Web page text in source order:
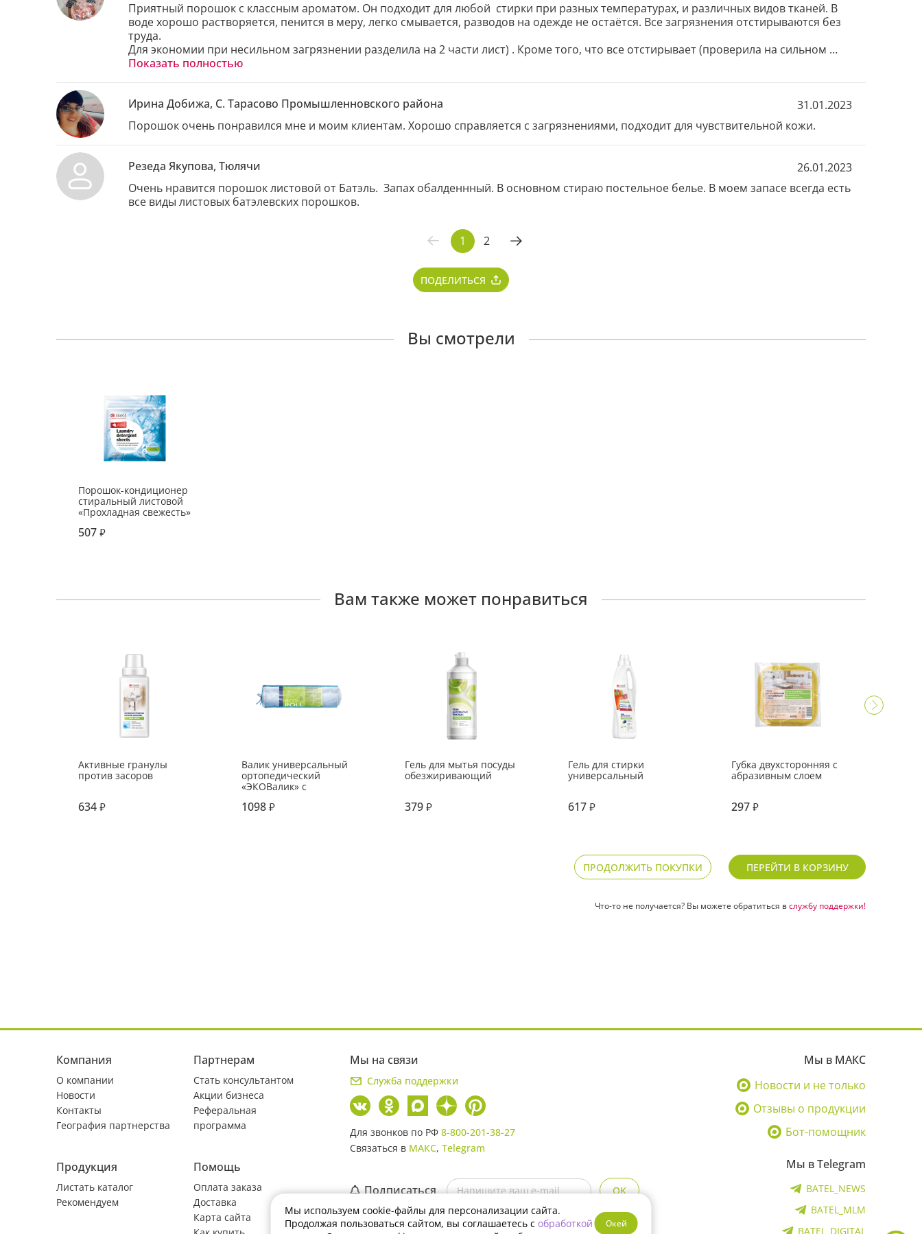
Приятный порошок с классным ароматом. Он подходит для любой  стирки при разных температурах, и различных видов тканей. В
воде хорошо растворяется, пенится в меру, легко смывается, разводов на одежде не остаётся. Все загрязнения отстирываются без
труда.
Для экономии при несильном загрязнении разделила на 2 части лист) . Кроме того, что все отстирывает (проверила на сильном
загрязнении), так ещё и с собой удобно взять в дорогу).
Показать полностью
Ирина Добижа, С. Тарасово Промышленновского района
31.01.2023
Порошок очень понравился мне и моим клиентам. Хорошо справляется с загрязнениями, подходит для чувствительной кожи.
Резеда Якупова, Тюлячи
26.01.2023
Очень нравится порошок листовой от Батэль.  Запах обалденнный. В основном стираю постельное белье. В моем запасе всегда есть
все виды листовых батэлевских порошков.
1 2
ПОДЕЛИТЬСЯ
Вы смотрели
Порошок-кондиционер
стиральный листовой
«Прохладная свежесть»
507 ₽
Вам также может понравиться
Активные гранулы
против засоров
634 ₽
Валик универсальный
ортопедический
«ЭКОВалик» с
нативных лепестков
1098 ₽
Гель для мытья посуды
обезжиривающий
379 ₽
Гель для стирки
универсальный
617 ₽
Губка двухсторонняя с
абразивным слоем
297 ₽
ПРОДОЛЖИТЬ ПОКУПКИ ПЕРЕЙТИ В КОРЗИНУ
Что-то не получается? Вы можете обратиться вслужбу поддержки!
Компания
О компании
Новости
Контакты
География партнерства
Партнерам
Стать консультантом
Акции бизнеса
Реферальная
программа
Продукция
Листать каталог
Рекомендуем
Помощь
Оплата заказа
Доставка
Карта сайта
Мы на связи
Служба поддержки
Для звонков по РФ 8-800-201-38-27
Связаться в МАКС, Telegram
Подписаться OK
Скачайте мобильное приложение
Мы в МАКС
Новости и не только
Отзывы о продукции
Бот-помощник
Мы в Telegram
BATEL_NEWS
BATEL_MLM
BATEL_DIGITAL
Мы используем cookie-файлы для персонализации сайта.
Продолжая пользоваться сайтом, вы соглашаетесь с обработкой
Окей